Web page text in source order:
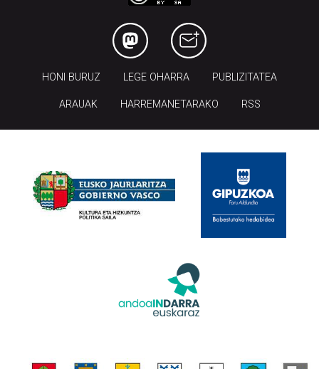
HONI BURUZ LEGE OHARRA PUBLIZITATEA
ARAUAK HARREMANETARAKO RSS